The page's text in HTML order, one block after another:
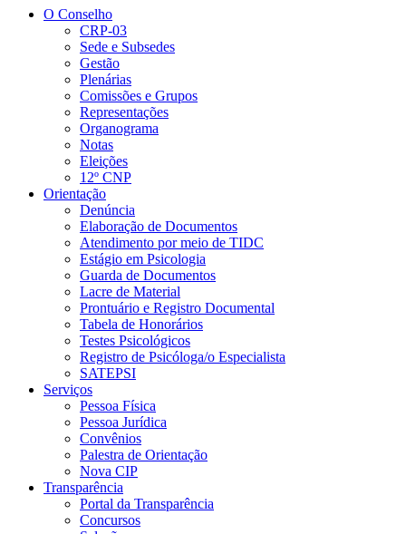
O Conselho
CRP-03
Sede e Subsedes
Gestão
Plenárias
Comissões e Grupos
Representações
Organograma
Notas
Eleições
12º CNP
Orientação
Denúncia
Elaboração de Documentos
Atendimento por meio de TIDC
Estágio em Psicologia
Guarda de Documentos
Lacre de Material
Prontuário e Registro Documental
Tabela de Honorários
Testes Psicológicos
Registro de Psicóloga/o Especialista
SATEPSI
Serviços
Pessoa Física
Pessoa Jurídica
Convênios
Palestra de Orientação
Nova CIP
Transparência
Portal da Transparência
Concursos